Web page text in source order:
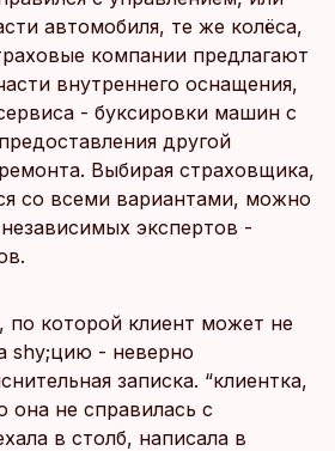
автомобиля, те же колёса,
компании предлагают
внутреннего оснащения,
- буксировки машин с
другой
Выбирая страховщика,
со всеми вариантами, можно
экспертов -
по которой клиент может не
shy;цию - неверно
записка. “клиентка,
она не справилась с
в столб, написала в